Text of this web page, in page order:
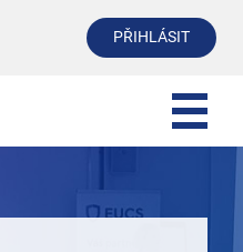
PŘIHLÁSIT